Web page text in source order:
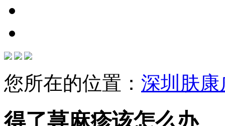
您所在的位置： 深圳肤
得了荨麻疹该怎么办